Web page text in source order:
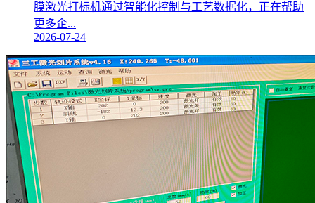
膜激光打标机通过智能化控制与工艺数据化，正在帮助
更多企...
2026-07-24